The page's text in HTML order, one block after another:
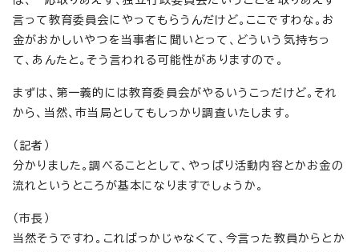
言って教育委員会にやってもらうんだけど。ここですわな。お
金がおかしいやつを当事者に聞いとって、どういう気持ちっ
て、あんたと。そう言われる可能性がありますので。
まずは、第一義的には教育委員会がやるいうこっだけど。それ
から、当然、市当局としてもしっかり調査いたします。
（記者）
分かりました。調べることとして、やっぱり活動内容とかお金の
流れというところが基本になりますでしょうか。
（市長）
当然そうですわ。こればっかじゃなくて、今言った教員からとか